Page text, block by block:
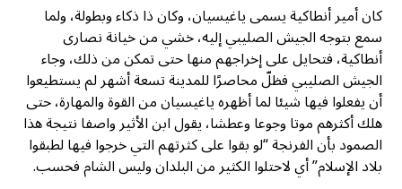
كان أمير أنطاكية يسمى ياغيسيان، وكان ذا ذكاء وبطولة، ولما
سمع بتوجه الجيش الصليبي إليه، خشي من خيانة نصارى
أنطاكية، فتحايل على إخراجهم منها حتى تمكن من ذلك، وجاء
الجيش الصليبي فظلّ محاصرًا للمدينة تسعة أشهر لم يستطيعوا
أن يفعلوا فيها شيئا لما أظهره ياغيسيان من القوة والمهارة، حتى
هلك أكثرهم موتا وجوعا وعطشا، يقول ابن الأثير واصفا نتيجة هذا
الصمود بأن الفرنجة “لو بقوا على كثرتهم التي خرجوا فيها لطبقوا
بلاد الإسلام” أي لاحتلوا الكثير من البلدان وليس الشام فحسب.